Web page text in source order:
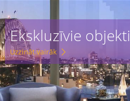
Ekskluzīvie objekti
Uzzināt vairāk